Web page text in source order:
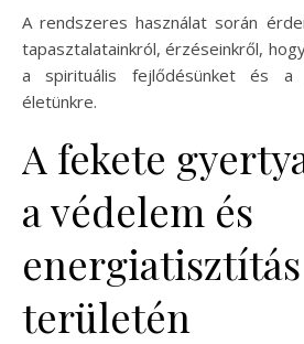
A rendszeres használat során
tapasztalatainkról, érzéseinkről,
a spirituális fejlődésünket és
életünkre.
A fekete
a védelem és
energiatisztítás
területén